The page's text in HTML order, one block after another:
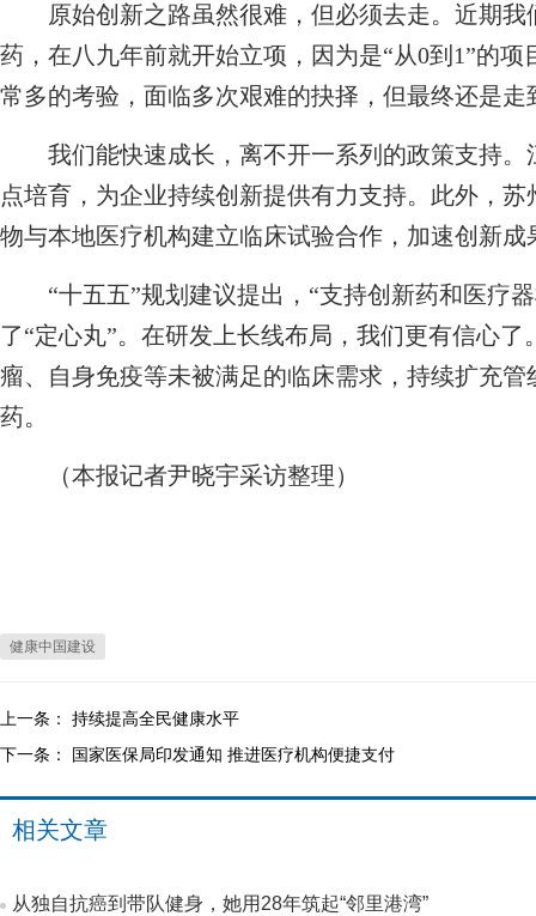
原始创新之路虽然很难，但必须去走。近期我
药，在八九年前就开始立项，因为是“从0到1”的
常多的考验，面临多次艰难的抉择，但最终还是
我们能快速成长，离不开一系列的政策支持。
点培育，为企业持续创新提供有力支持。此外，
物与本地医疗机构建立临床试验合作，加速创新成
“十五五”规划建议提出，“支持创新药和医疗器
了“定心丸”。在研发上长线布局，我们更有信心
瘤、自身免疫等未被满足的临床需求，持续扩充
药。
（本报记者尹晓宇采访整理）
健康中国建设
上一条： 持续提高全民健康水平
下一条： 国家医保局印发通知 推进医疗机构便捷支付
相关文章
从独自抗癌到带队健身，她用28年筑起“邻里港湾”